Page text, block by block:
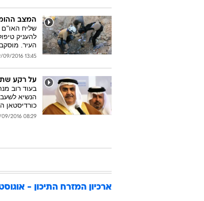
המצב
העיר.
13:45 29/09/2016
על רקע
בעוד רוב
הנשיא
כורדיסטאן
08:29 29/09/2016
ארכיון המזרח התיכון - אוגוסט